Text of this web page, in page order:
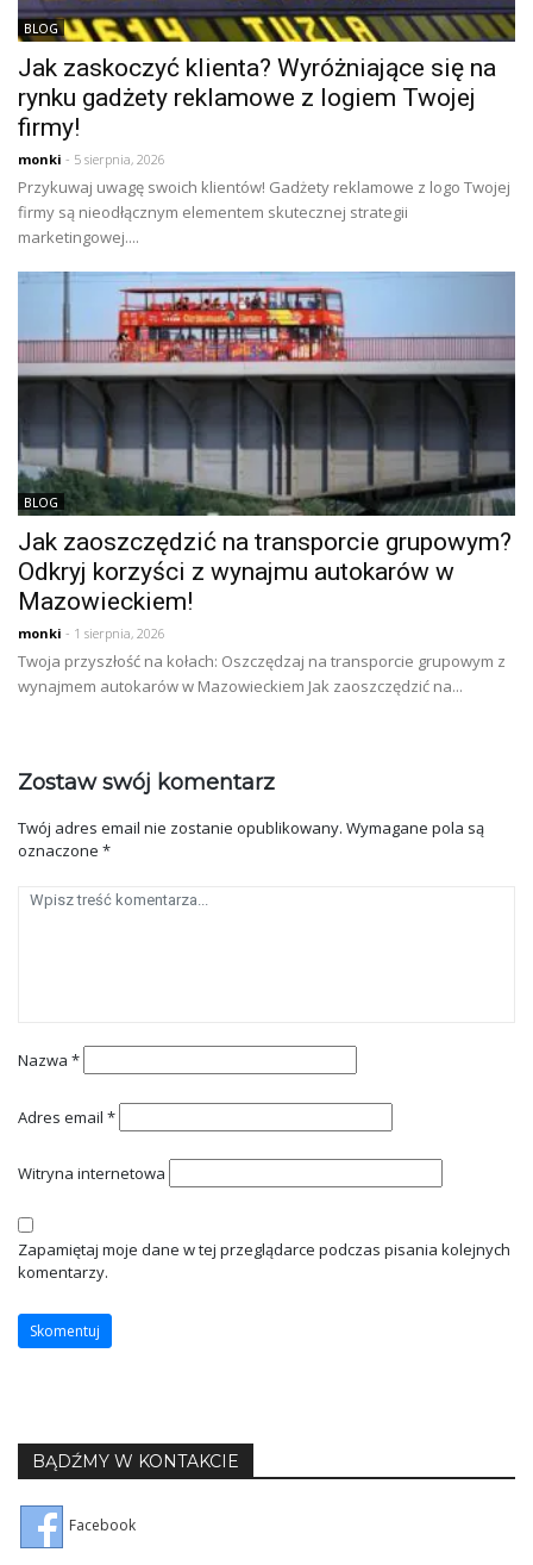
BLOG
Jak zaskoczyć klienta? Wyróżniające się na
rynku gadżety reklamowe z logiem Twojej
firmy!
monki - 5 sierpnia, 2026
Przykuwaj uwagę swoich klientów! Gadżety reklamowe z logo Twojej
firmy są nieodłącznym elementem skutecznej strategii
marketingowej....
BLOG
Jak zaoszczędzić na transporcie grupowym?
Odkryj korzyści z wynajmu autokarów w
Mazowieckiem!
monki - 1 sierpnia, 2026
Twoja przyszłość na kołach: Oszczędzaj na transporcie grupowym z
wynajmem autokarów w Mazowieckiem Jak zaoszczędzić na...
Zostaw swój komentarz
Twój adres email nie zostanie opublikowany. Wymagane pola są
oznaczone *
Nazwa *
Adres email *
Witryna internetowa
Zapamiętaj moje dane w tej przeglądarce podczas pisania kolejnych
komentarzy.
BĄDŹMY W KONTAKCIE
Facebook